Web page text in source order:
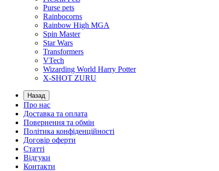
Purse pets
Rainbocorns
Rainbow High MGA
Spin Master
Star Wars
Transformers
VTech
Wizarding World Harry Potter
X-SHOT ZURU
Назад
Про нас
Доставка та оплата
Повернення та обмін
Політика конфіденційності
Договір оферти
Статті
Відгуки
Контакти